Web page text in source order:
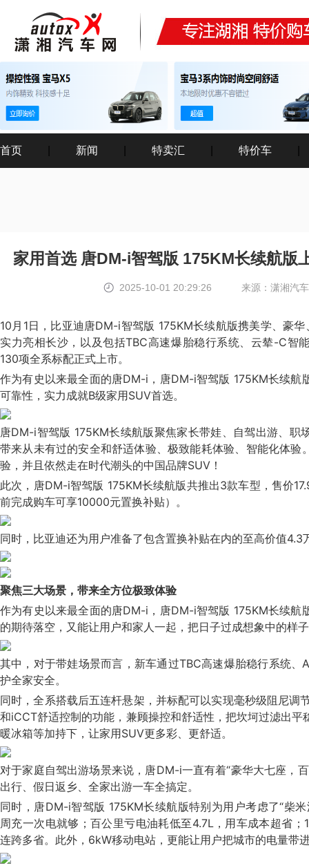
首页 新闻 特卖汇 特价车
家用首选 唐DM-i智驾版 175KM长续航版
2025-10-01 20:29:26 来源：潇湘汽
10月1日，比亚迪唐DM-i智驾版 175KM长续航版携美学、豪
实力亮相长沙，以及包括TBC高速爆胎稳行系统、云辇-C智
130项全系标配正式上市。
作为有史以来最全面的唐DM-i，唐DM-i智驾版 175KM长续航
可靠性，实力成就B级家用SUV首选。
唐DM-i智驾版 175KM长续航版聚焦家长带娃、自驾出游、职
带来从未有过的安全和舒适体验、极致能耗体验、智能化体验
验，并且依然走在时代潮头的中国品牌SUV！
此次，唐DM-i智驾版 175KM长续航版共推出3款车型，售价
前完成购车可享10000元置换补贴）。
同时，比亚迪还为用户准备了包含置换补贴在内的至高价值4.3
聚焦三大场景，带来全方位极致体验
作为有史以来最全面的唐DM-i，唐DM-i智驾版 175KM长续航
的期待落空，又能让用户和家人一起，把日子过成想象中的样
其中，对于带娃场景而言，新车通过TBC高速爆胎稳行系统、
护全家安全。
同时，全系搭载后五连杆悬架，并标配可以实现毫秒级阻尼调
和iCCT舒适控制的功能，兼顾操控和舒适性，把坎坷过滤出平
暖冰箱等加持下，让家用SUV更多彩、更舒适。
对于家庭自驾出游场景来说，唐DM-i一直有着“豪华大七座，
出行、假日返乡、全家出游一车全搞定。
同时，唐DM-i智驾版 175KM长续航版特别为用户考虑了“柴
周充一次电就够；百公里亏电油耗低至4.7L，用车成本超省
连跨多省。此外，6kW移动电站，更能让用户把城市的电量带